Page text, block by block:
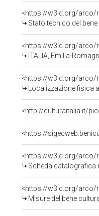
<https://w3id.org/arco/
Stato tecnico del
<https://w3id.org/arco/
ITALIA, Emilia-
<https://w3id.org/arco/
Localizzazione fisica
<http://culturaitalia.it/
<https://
<https://w3id.org/arco/
Scheda catalografica
<https://w3id.org/arco/
Misure del bene